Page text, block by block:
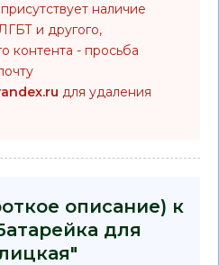
наличие
и другого,
контента - просьба
для удаления
описание) к
для